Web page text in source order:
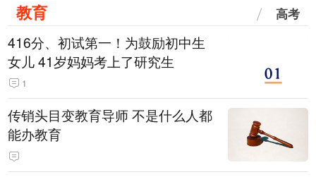
教育 高考
416分、初试第一！为鼓励初中生
女儿 41岁妈妈考上了研究生
1
传销头目变教育导师 不是什么人都
能办教育